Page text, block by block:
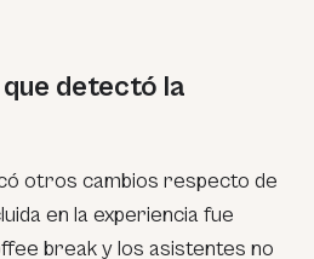
detectó la
otros cambios respecto de
en la experiencia fue
break y los asistentes no